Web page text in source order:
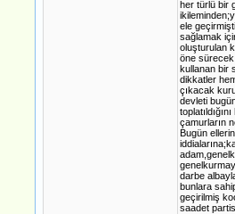
her türlü bir
ele
sağlamak
oluşturulan
öne sürecek
kullanan bir
dikkatler
çıkacak
devleti
çamurların
Bugün
darbe
bunlara
geçirilmiş
saadet